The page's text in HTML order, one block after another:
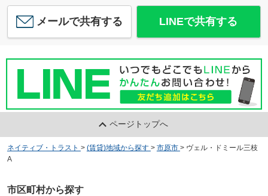
メールで共有する LINEで共有する
ページトップへ
ネイティブ・トラスト > (賃貸)地域から探す > 市原市 > ヴェル・ドミール三枝
A
市区町村から探す